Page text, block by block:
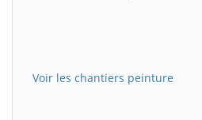
Voir les chantiers peinture